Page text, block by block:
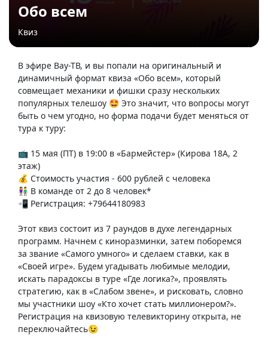
Обо всем
Квиз
В эфире Вау-ТВ, и вы попали на оригинальный и
динамичный формат квиза «Обо всем», который
совмещает механики и фишки сразу нескольких
популярных телешоу 🤩 Это значит, что вопросы могут
быть о чем угодно, но форма подачи будет меняться от
тура к туру:
📺 15 мая (ПТ) в 19:00 в «Бармейстер» (Кирова 18А, 2
этаж)
💰 Стоимость участия - 600 рублей с человека
👫 В команде от 2 до 8 человек*
📲 Регистрация: +79644180983
Этот квиз состоит из 7 раундов в духе легендарных
программ. Начнем с киноразминки, затем поборемся
за звание «Самого умного» и сделаем ставки, как в
«Своей игре». Будем угадывать любимые мелодии,
искать парадоксы в туре «Где логика?», проявлять
стратегию, как в «Слабом звене», и рисковать, словно
мы участники шоу «Кто хочет стать миллионером?».
Регистрация на квизовую телевикторину открыта, не
переключайтесь😉